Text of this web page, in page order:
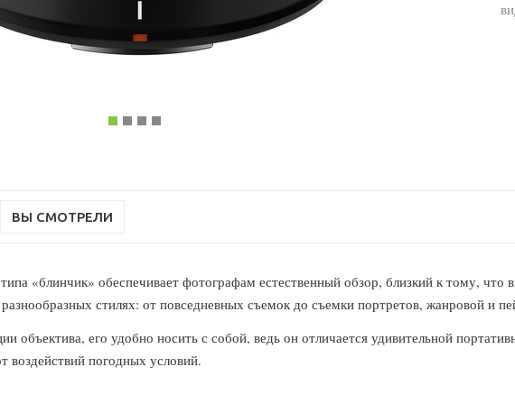
ВЫ СМОТРЕЛИ
«блинчик» обеспечивает фотографам естественный обзор, близкий к тому, что
стилях: от повседневных съемок до съемки портретов, жанровой и
объектива, его удобно носить с собой, ведь он отличается удивительной
воздействий погодных условий.